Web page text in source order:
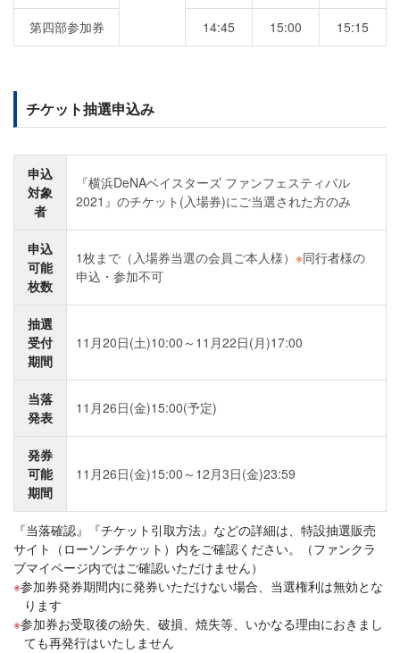
第四部参加券 14:45 15:00 15:15
チケット抽選申込み
申込
対象
者
『横浜DeNAベイスターズ ファンフェスティバル
2021』のチケット(入場券)にご当選された方のみ
申込
可能
枚数
1枚まで（入場券当選の会員ご本人様） ※同行者様の
申込・参加不可
抽選
受付
期間
11月20日(土)10:00～11月22日(月)17:00
当落
発表
11月26日(金)15:00(予定)
発券
可能
期間
11月26日(金)15:00～12月3日(金)23:59
『当落確認』『チケット引取方法』などの詳細は、特設抽選販売
サイト（ローソンチケット）内をご確認ください。（ファンクラ
ブマイページ内ではご確認いただけません）
参加券発券期間内に発券いただけない場合、当選権利は無効とな
ります
参加券お受取後の紛失、破損、焼失等、いかなる理由におきまし
ても再発行はいたしません